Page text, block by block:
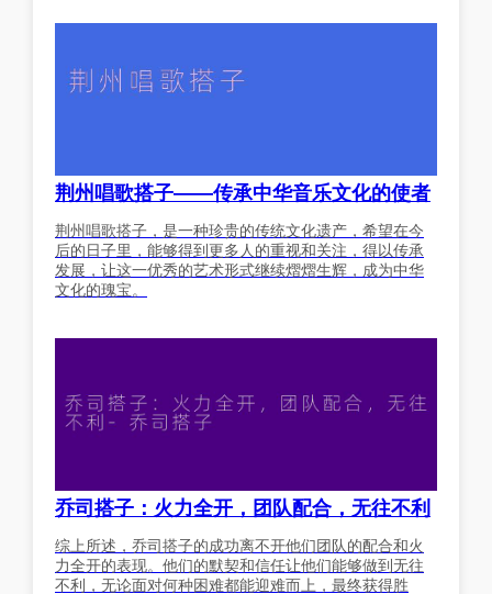
荆州唱歌搭子——传承中华音乐文化的使者
荆州唱歌搭子，是一种珍贵的传统文化遗产，希望在今
后的日子里，能够得到更多人的重视和关注，得以传承
发展，让这一优秀的艺术形式继续熠熠生辉，成为中华
文化的瑰宝。
乔司搭子：火力全开，团队配合，无往不利
综上所述，乔司搭子的成功离不开他们团队的配合和火
力全开的表现。他们的默契和信任让他们能够做到无往
不利，无论面对何种困难都能迎难而上，最终获得胜